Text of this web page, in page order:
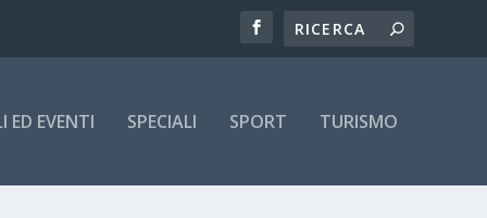
ED EVENTI SPECIALI SPORT TURISMO